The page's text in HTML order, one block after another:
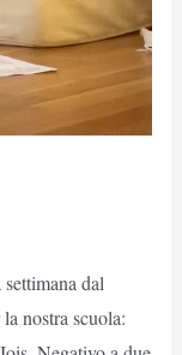
dal
nostra scuola: